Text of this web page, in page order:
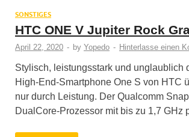
SONSTIGES
HTC ONE V Jupiter Rock
April 22, 2020 - by Yopedo - Hinterlasse einen
Stylisch, leistungsstark und unglaublich
High-End-Smartphone One S von HTC
nur durch Leistung. Der Qualcomm
DualCore-Prozessor mit bis zu 1,7 GHz